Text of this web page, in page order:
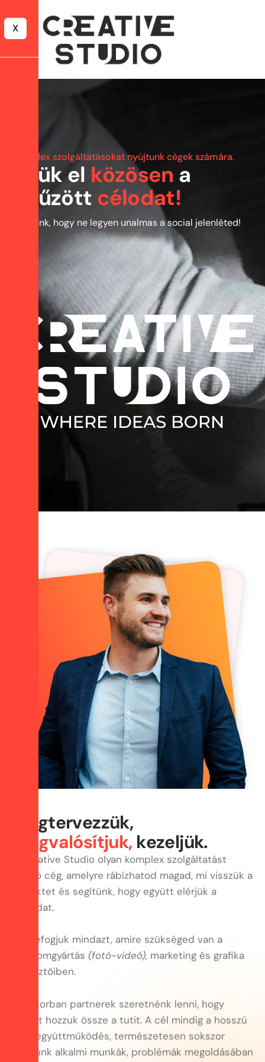
X
Komplex szolgáltatásokat nyújtunk cégek számára.
ük el közösen a
űzött célodat!
Segítünk, hogy ne legyen unalmas a social jelenléted!
gtervezzük,
gvalósítjuk, kezeljük.
A Creative Studio olyan komplex szolgáltatást
nyújtó cég, amelyre rábízhatod magad, mi visszük a
projektet és segítünk, hogy együtt elérjük a
céljaidat.
Összefogjuk mindazt, amire szükséged van a
tartalomgyártás (fotó-videó), marketing és grafika
útvesztőiben.
Első sorban partnerek szeretnénk lenni, hogy
együtt hozzuk össze a tutit. A cél mindig a hosszú
távú együttműködés, természetesen sokszor
segítünk alkalmi munkák, problémák megoldásában